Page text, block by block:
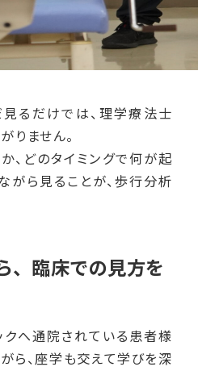
るだけでは、理学療法士
りません。
、どのタイミングで何が起
がら見ることが、歩行分析
、臨床での見方を
クへ通院されている患者様
ら、座学も交えて学びを深